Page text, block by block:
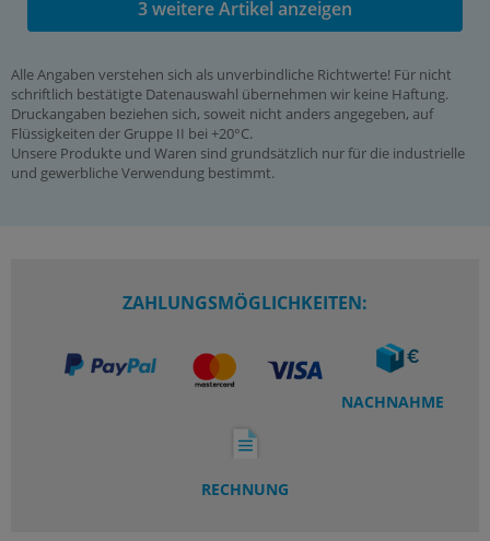
3 weitere Artikel anzeigen
Alle Angaben verstehen sich als unverbindliche Richtwerte! Für nicht
schriftlich bestätigte Datenauswahl übernehmen wir keine Haftung.
Druckangaben beziehen sich, soweit nicht anders angegeben, auf
Flüssigkeiten der Gruppe II bei +20°C.
Unsere Produkte und Waren sind grundsätzlich nur für die industrielle
und gewerbliche Verwendung bestimmt.
ZAHLUNGSMÖGLICHKEITEN:
NACHNAHME
RECHNUNG